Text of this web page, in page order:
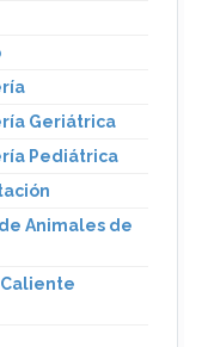
Geriátrica
Pediátrica
Animales de